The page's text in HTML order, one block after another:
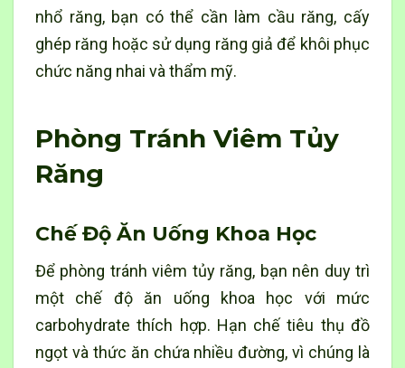
nhổ răng, bạn có thể cần làm cầu răng, cấy
ghép răng hoặc sử dụng răng giả để khôi phục
chức năng nhai và thẩm mỹ.
Phòng Tránh Viêm Tủy
Răng
Chế Độ Ăn Uống Khoa Học
Để phòng tránh viêm tủy răng, bạn nên duy trì
một chế độ ăn uống khoa học với mức
carbohydrate thích hợp. Hạn chế tiêu thụ đồ
ngọt và thức ăn chứa nhiều đường, vì chúng là